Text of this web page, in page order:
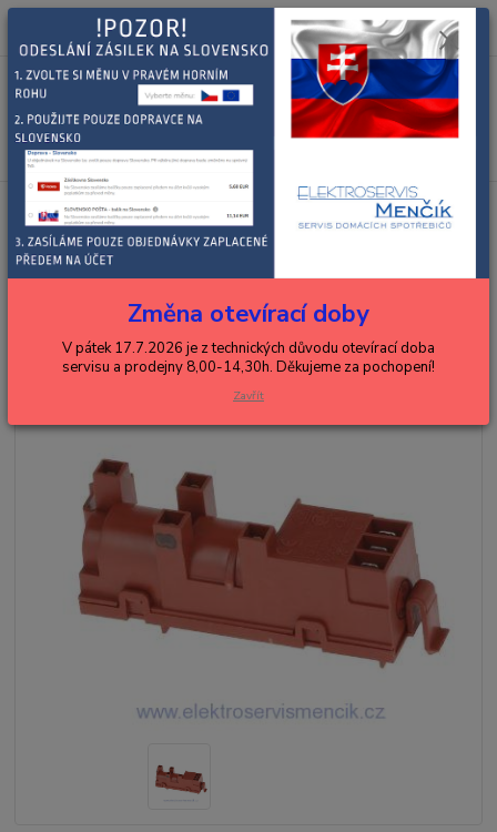
Menu
+420 602 288 130
(Po-Pá, 8-15 hod.)
0ks
za0,00 Kč
BOSCH, SIEMENS
sporáky, trouby, varné desky, odsavače
zapalování
Siemens piezozapalovač plynové desky 00267348, 00499046
Siemens piezozapalovač plynové
desky 00267348, 00499046
Změna otevírací doby
V pátek 17.7.2026 je z technických důvodu otevírací doba
servisu a prodejny 8,00-14,30h. Děkujeme za pochopení!
Zavřít